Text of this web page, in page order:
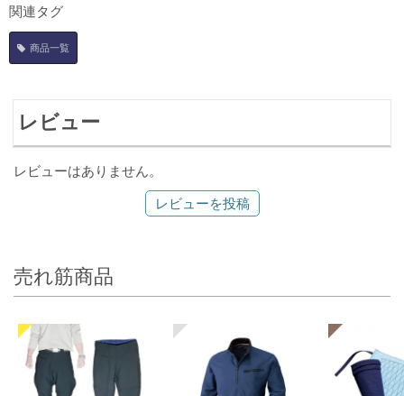
関連タグ
商品一覧
レビュー
レビューはありません。
レビューを投稿
売れ筋商品